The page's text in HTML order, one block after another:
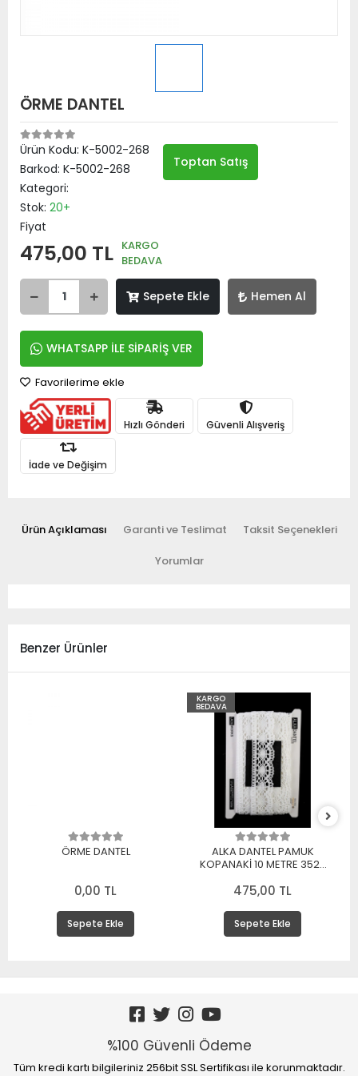
ÖRME DANTEL
Ürün Kodu: K-5002-268
Barkod: K-5002-268
Kategori:
Stok: 20+
Fiyat
475,00 TL KARGO
BEDAVA
Sepete Ekle Hemen Al
WHATSAPP İLE SİPARİŞ VER
Toptan Satış
Favorilerime ekle
Hızlı Gönderi Güvenli Alışveriş
İade ve Değişim
Ürün Açıklaması Garanti ve Teslimat Taksit Seçenekleri
Yorumlar
Benzer Ürünler
ÖRME DANTEL
0,00 TL
Sepete Ekle
KARGO
BEDAVA
ALKA DANTEL PAMUK
KOPANAKİ 10 METRE 3520
475,00 TL
Sepete Ekle
%100 Güvenli Ödeme
Tüm kredi kartı bilgileriniz 256bit SSL Sertifikası ile korunmaktadır.